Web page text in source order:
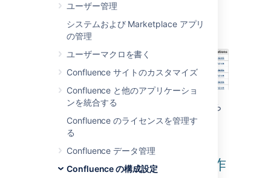
ユーザー管理
システムおよび Marketplace アプリ
の管理
ユーザーマクロを書く
Confluence サイトのカスタマイズ
Confluence と他のアプリケーショ
ンを統合する
Confluence のライセンスを管理す
る
Confluence データ管理
Confluence の構成設定
Here is a screenshot showing the shortcuts
currently defined
http://confluence.atlassian.com
ショートカット リンクは、
から
Confluence 管理者により追加され維持されま
ショートカット リンクの作